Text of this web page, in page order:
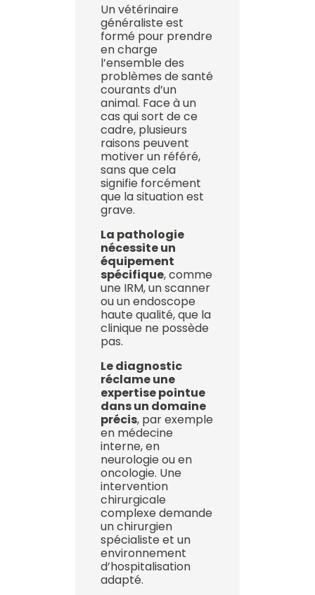
Un vétérinaire
généraliste est
formé pour prendre
en charge
l’ensemble des
problèmes de santé
courants d’un
animal. Face à un
cas qui sort de ce
cadre, plusieurs
raisons peuvent
motiver un référé,
sans que cela
signifie forcément
que la situation est
grave.
La pathologie
nécessite un
équipement
spécifique, comme
une IRM, un scanner
ou un endoscope
haute qualité, que la
clinique ne possède
pas.
Le diagnostic
réclame une
expertise pointue
dans un domaine
précis, par exemple
en médecine
interne, en
neurologie ou en
oncologie. Une
intervention
chirurgicale
complexe demande
un chirurgien
spécialiste et un
environnement
d’hospitalisation
adapté.